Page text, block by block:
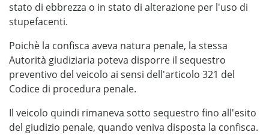
stato di ebbrezza o in stato di alterazione per l'uso di
stupefacenti.
Poichè la confisca aveva natura penale, la stessa
Autorità giudiziaria poteva disporre il sequestro
preventivo del veicolo ai sensi dell'articolo 321 del
Codice di procedura penale.
Il veicolo quindi rimaneva sotto sequestro fino all'esito
del giudizio penale, quando veniva disposta la confisca.